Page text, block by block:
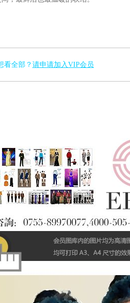
看全部？ 请申请加入VIP会员